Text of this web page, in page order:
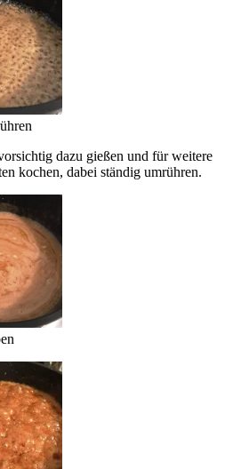
dazu gießen und für weitere
kochen, dabei ständig umrühren.